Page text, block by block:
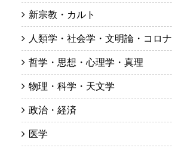
新宗教・カルト
人類学・社会学・文明論・コロナ
哲学・思想・心理学・真理
物理・科学・天文学
政治・経済
医学